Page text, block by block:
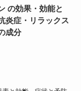
の効果・効能と
炎症・リラックス
成分